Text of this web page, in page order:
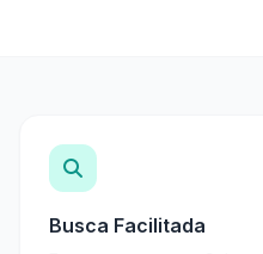
Busca Facilitada